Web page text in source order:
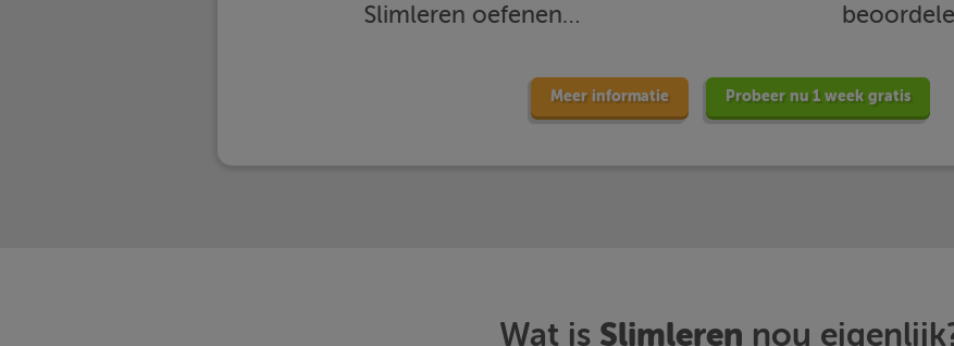
Slimleren oefenen…
Meer informatie Probeer nu 1 week gratis
Wat is Slimleren nou